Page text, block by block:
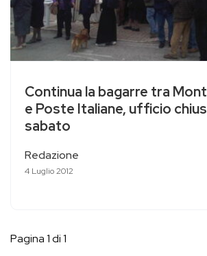
Continua la bagarre tra
e Poste Italiane, ufficio
sabato
Redazione
4 Luglio 2012
Pagina 1 di 1